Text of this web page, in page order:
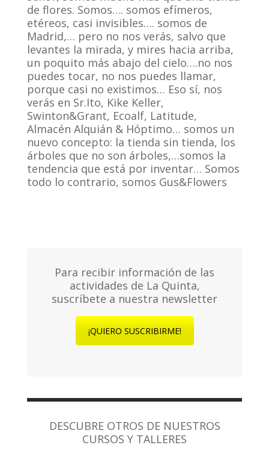
de flores. Somos…. somos efímeros,
etéreos, casi invisibles…. somos de
Madrid,… pero no nos verás, salvo que
levantes la mirada, y mires hacia arriba,
un poquito más abajo del cielo….no nos
puedes tocar, no nos puedes llamar,
porque casi no existimos… Eso sí, nos
verás en Sr.Ito, Kike Keller,
Swinton&Grant, Ecoalf, Latitude,
Almacén Alquián & Hóptimo… somos un
nuevo concepto: la tienda sin tienda, los
árboles que no son árboles,…somos la
tendencia que está por inventar… Somos
todo lo contrario, somos Gus&Flowers
Para recibir información de las
actividades de La Quinta,
suscríbete a nuestra newsletter
¡QUIERO SUSCRIBIRME!
DESCUBRE OTROS DE NUESTROS
CURSOS Y TALLERES